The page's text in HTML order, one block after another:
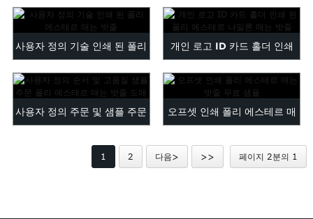
Zulu
테르 소재를 인쇄 ...
사용자 정의 기술 인쇄 된 폴리
에스테르 매는 밧줄
개인 로고 ID 카드 홀더 인쇄
POLYES ...
사용자 정의 주문 및 샘플 주문 오프셋 인쇄 폴리 에스테르 매
1 2 다음> >> 페이지 2분의 1